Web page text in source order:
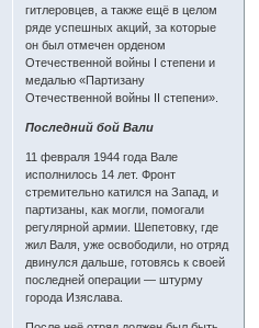
гитлеровцев, а также ещё в целом
ряде успешных акций, за которые
он был отмечен орденом
Отечественной войны I степени и
медалью «Партизану
Отечественной войны II степени».
Последний бой Вали
11 февраля 1944 года Вале
исполнилось 14 лет. Фронт
стремительно катился на Запад, и
партизаны, как могли, помогали
регулярной армии. Шепетовку, где
жил Валя, уже освободили, но отряд
двинулся дальше, готовясь к своей
последней операции — штурму
города Изяслава.